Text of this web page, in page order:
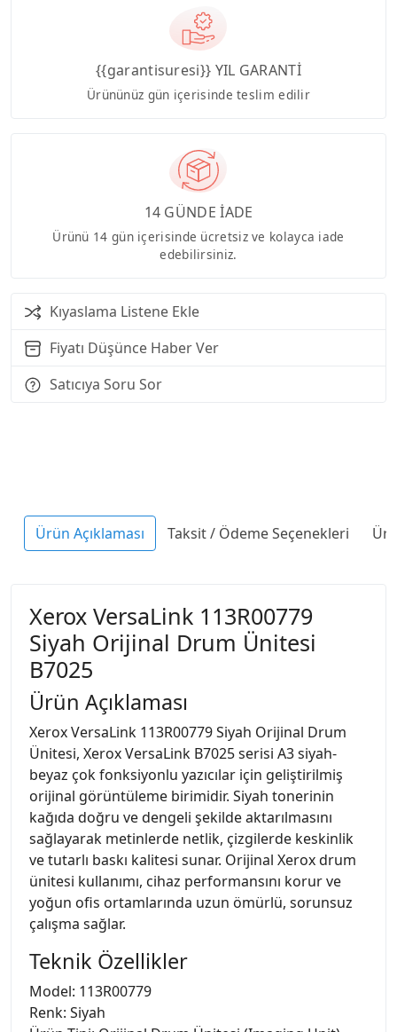
{{garantisuresi}} YIL GARANTİ
Ürününüz gün içerisinde teslim edilir
14 GÜNDE İADE
Ürünü 14 gün içerisinde ücretsiz ve kolayca iade
edebilirsiniz.
Kıyaslama Listene Ekle
Fiyatı Düşünce Haber Ver
Satıcıya Soru Sor
Ürün Açıklaması Taksit / Ödeme Seçenekleri
Xerox VersaLink 113R00779
Siyah Orijinal Drum Ünitesi
B7025
Ürün Açıklaması
Xerox VersaLink 113R00779 Siyah Orijinal Drum
Ünitesi, Xerox VersaLink B7025 serisi A3 siyah-
beyaz çok fonksiyonlu yazıcılar için geliştirilmiş
orijinal görüntüleme birimidir. Siyah tonerinin
kağıda doğru ve dengeli şekilde aktarılmasını
sağlayarak metinlerde netlik, çizgilerde keskinlik
ve tutarlı baskı kalitesi sunar. Orijinal Xerox drum
ünitesi kullanımı, cihaz performansını korur ve
yoğun ofis ortamlarında uzun ömürlü, sorunsuz
çalışma sağlar.
Teknik Özellikler
Model: 113R00779
Renk: Siyah